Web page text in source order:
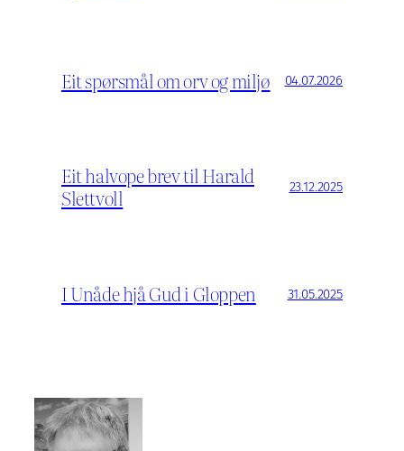
Eit spørsmål om orv og miljø 04.07.2026
Eit halvope brev til Harald
Slettvoll
23.12.2025
I Unåde hjå Gud i Gloppen 31.05.2025